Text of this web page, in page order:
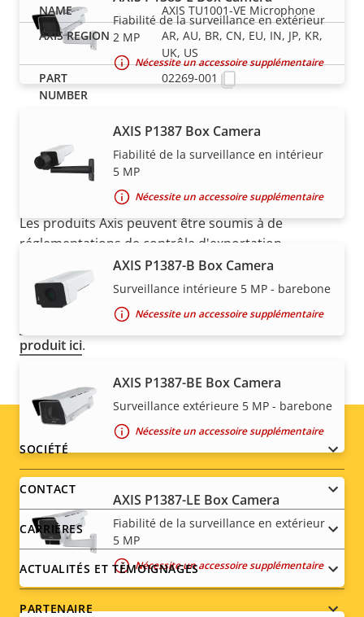
Fiabilité de la surveillance en extérieur
2 MP
Nécessite un accessoire supplémentaire
AXIS P1387 Box Camera
Fiabilité de la surveillance en intérieur
5 MP
Nécessite un accessoire supplémentaire
AXIS P1387-B Box Camera
Surveillance intérieure 5 MP - barebone
Nécessite un accessoire supplémentaire
AXIS P1387-BE Box Camera
Surveillance extérieure 5 MP - barebone
Nécessite un accessoire supplémentaire
AXIS P1387-LE Box Camera
Fiabilité de la surveillance en extérieur
5 MP
Nécessite un accessoire supplémentaire
AXIS TU1001-VE Microphone
AR, AU, BR, CN, EU, IN, JP, KR,
UK, US
02269-001
Les produits Axis peuvent être soumis à de
réglementations de contrôle d'exportation
américains et européens, ainsi qu'à d'autres
législations en termes de contrôle d'exportation
nationales. Recherchez des
conformation concernant l''exportation pour votre
produit ici.
Footer
menu
SOCIÉTÉ
CONTACT
CARRIÈRES
ACTUALITÉS ET TÉMOIGNAGES
PARTENAIRE